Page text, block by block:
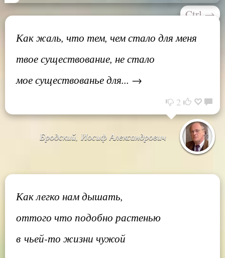
Ctrl →
Как жаль, что тем, чем стало для меня
твое существование, не стало
мое существованье для... →
2
Бродский, Иосиф Александрович
Как легко нам дышать,
оттого что подобно растенью
в чьей-то жизни чужой